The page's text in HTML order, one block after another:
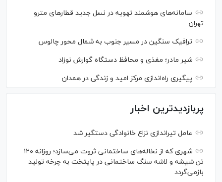
سامانه‌های هوشمند تهویه در نسل جدید قطار‌های مترو
تهران
ترافیک سنگین در مسیر جنوب به شمال محور چالوس
شیر مادر؛ مغذی و محافظ دستگاه گوارش نوزاد
پیگیری راه‌اندازی مرکز امید و زندگی در همدان
پربازدیدترین اخبار
عامل تیراندازی نزاع خانوادگی دستگیر شد
شهری که از نخاله‌های ساختمانی ثروت می‌سازد؛ روزانه ۱۲۰
تن شیشه و لاشه سنگ ساختمانی در پایتخت به چرخه تولید
بازمی‌گردد